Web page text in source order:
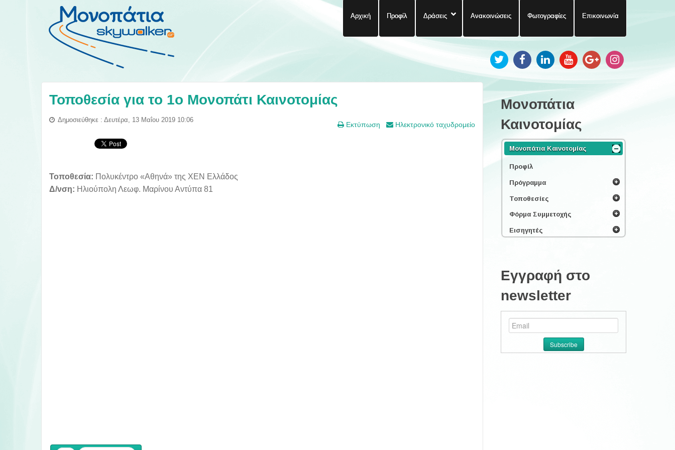
Αρχική Προφίλ Δράσεις Ανακοινώσεις Φωτογραφίες Επικοινωνία
Τοποθεσία για το 1ο Μονοπάτι Καινοτομίας
Εκτύπωση Ηλεκτρονικό ταχυδρομείο
Δημοσιεύθηκε : Δευτέρα, 13 Μαΐου 2019 10:06
Τοποθεσία: Πολυκέντρο «Αθηνά» της ΧΕΝ Ελλάδος
Δ/νση: Ηλιούπολη Λεωφ. Μαρίνου Αντύπα 81
Μονοπάτια
Καινοτομίας
Μονοπάτια Καινοτομίας
Προφίλ
Πρόγραμμα
Τοποθεσίες
Φόρμα Συμμετοχής
Εισηγητές
Εγγραφή στο
newsletter